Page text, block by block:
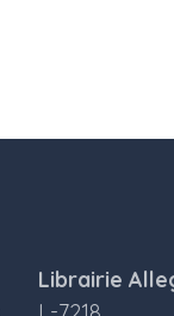
Librairie